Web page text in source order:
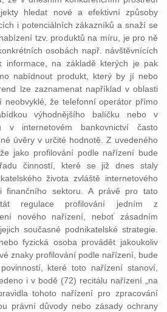
hledat nové a efektivní způsoby
i potenciálních zákazníků a snaží se
tzv. produktů na míru, je pro ně
osobách např. návštěvnících
informace, na základě kterých je pak
nabídnout produkt, který by jí nebo
lze zaznamenat například v oblasti
neobvyklé, že telefonní operátor přímo
výhodnějšího balíčku nebo v
v internetovém bankovnictví často
úvěry v určité hodnotě. Z uvedeného
jako profilování podle nařízení bude
činností, které se již dnes staly
života zvláště internetového
finančního sektoru. A právě pro tato
regulace profilování jedním z
nového nařízení, neboť zásadním
současné podnikatelské strategie.
fyzická osoba provádět jakoukoliv
znaky profilování podle nařízení, bude
které toto nařízení stanoví,
i v bodě (72) recitálu nařízení „na
tohoto nařízení pro zpracování
právní důvody nebo zásady ochrany